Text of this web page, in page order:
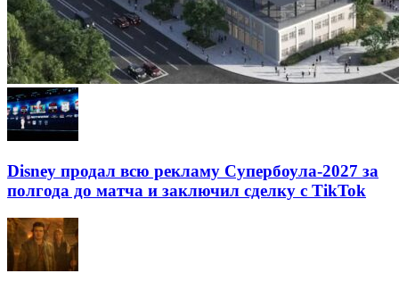
Disney продал всю рекламу Супербоула-2027 за
полгода до матча и заключил сделку с TikTok